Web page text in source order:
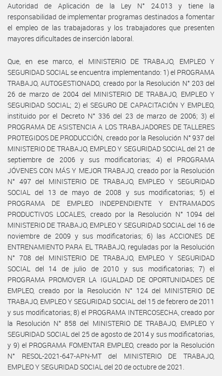
Autoridad de Aplicación de la Ley N° 24.013 y tiene la
responsabilidad de implementar programas destinados a fomentar
el empleo de las trabajadoras y los trabajadores que presenten
mayores dificultades de inserción laboral.
Que, en ese marco, el MINISTERIO DE TRABAJO, EMPLEO Y
SEGURIDAD SOCIAL se encuentra implementando: 1) el PROGRAMA
TRABAJO, AUTOGESTIONADO, creado por la Resolución N° 203 del
26 de marzo de 2004 del MINISTERIO DE TRABAJO, EMPLEO Y
SEGURIDAD SOCIAL; 2) el SEGURO DE CAPACITACIÓN Y EMPLEO,
instituido por el Decreto N° 336 del 23 de marzo de 2006; 3) el
PROGRAMA DE ASISTENCIA A LOS TRABAJADORES DE TALLERES
PROTEGIDOS DE PRODUCCIÓN, creado por la Resolución N° 937 del
MINISTERIO DE TRABAJO, EMPLEO Y SEGURIDAD SOCIAL del 21 de
septiembre de 2006 y sus modificatorias; 4) el PROGRAMA
JÓVENES CON MÁS Y MEJOR TRABAJO, creado por la Resolución
N° 497 del MINISTERIO DE TRABAJO, EMPLEO Y SEGURIDAD
SOCIAL del 13 de mayo de 2008 y sus modificatorias; 5) el
PROGRAMA DE EMPLEO INDEPENDIENTE Y ENTRAMADOS
PRODUCTIVOS LOCALES, creado por la Resolución N° 1094 del
MINISTERIO DE TRABAJO, EMPLEO Y SEGURIDAD SOCIAL del 16 de
noviembre de 2009 y sus modificatorias; 6) las ACCIONES DE
ENTRENAMIENTO PARA EL TRABAJO, reguladas por la Resolución
N° 708 del MINISTERIO DE TRABAJO, EMPLEO Y SEGURIDAD
SOCIAL del 14 de julio de 2010 y sus modificatorias; 7) el
PROGRAMA PROMOVER LA IGUALDAD DE OPORTUNIDADES DE
EMPLEO, creado por la Resolución N° 124 del MINISTERIO DE
TRABAJO, EMPLEO Y SEGURIDAD SOCIAL del 15 de febrero de 2011
y sus modificatorias; 8) el PROGRAMA INTERCOSECHA, creado por
la Resolución N° 858 del MINISTERIO DE TRABAJO, EMPLEO Y
SEGURIDAD SOCIAL del 25 de agosto de 2014 y sus modificatorias,
y 9) el PROGRAMA FOMENTAR EMPLEO, creado por la Resolución
N° RESOL-2021-647-APN-MT del MINISTERIO DE TRABAJO,
EMPLEO Y SEGURIDAD SOCIAL del 20 de octubre de 2021.